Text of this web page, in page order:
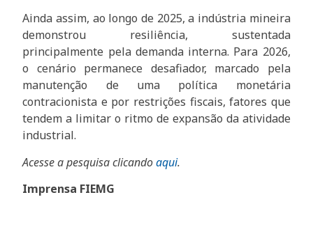
Ainda assim, ao longo de 2025, a indústria mineira
demonstrou resiliência, sustentada
principalmente pela demanda interna. Para 2026,
o cenário permanece desafiador, marcado pela
manutenção de uma política monetária
contracionista e por restrições fiscais, fatores que
tendem a limitar o ritmo de expansão da atividade
industrial.
Acesse a pesquisa clicandoaqui.
Imprensa FIEMG